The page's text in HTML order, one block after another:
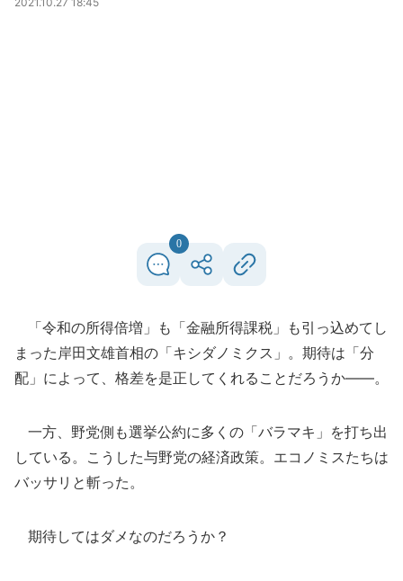
0
「令和の所得倍増」も「金融所得課税」も引っ込めてし
まった岸田文雄首相の「キシダノミクス」。期待は「分
配」によって、格差を是正してくれることだろうか――。
一方、野党側も選挙公約に多くの「バラマキ」を打ち出
している。こうした与野党の経済政策。エコノミスたちは
バッサリと斬った。
期待してはダメなのだろうか？